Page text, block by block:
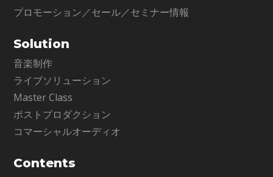
プロモーション／セール／セミナー情報
Solution
音楽制作
ライブソリューション
Master Class
ポストプロダクション
コマーシャルオーディオ
Contents